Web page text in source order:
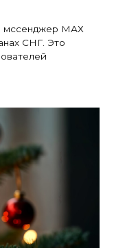
мссенджер МАХ
СНГ. Это